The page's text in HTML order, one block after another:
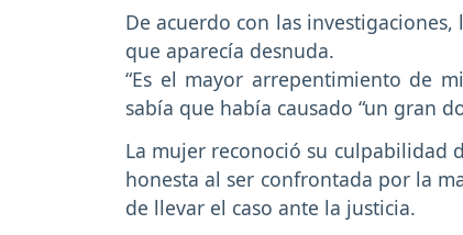
De acuerdo con las
que aparecía desnuda.
“Es el mayor arrepentimiento de
sabía que había causado “un gran
La mujer reconoció su culpabilidad
honesta al ser confrontada por la
de llevar el caso ante la justicia.